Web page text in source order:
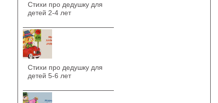
Стихи про дедушку для
детей 2-4 лет
Стихи про дедушку для
детей 5-6 лет